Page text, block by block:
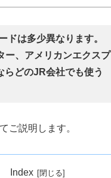
ドは多少異なります。
ー、アメリカンエクスプ
らどのJR会社でも使う
ご説明します。
Index